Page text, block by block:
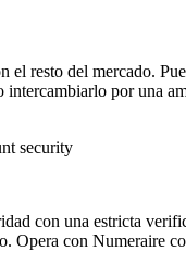
el resto del mercado.
intercambiarlo por una
con una estricta
Opera con Numeraire